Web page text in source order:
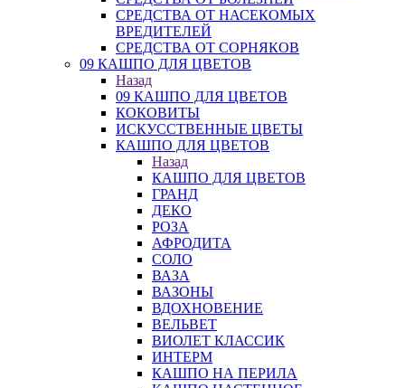
СРЕДСТВА ОТ НАСЕКОМЫХ
ВРЕДИТЕЛЕЙ
СРЕДСТВА ОТ СОРНЯКОВ
09 КАШПО ДЛЯ ЦВЕТОВ
Назад
09 КАШПО ДЛЯ ЦВЕТОВ
КОКОВИТЫ
ИСКУССТВЕННЫЕ ЦВЕТЫ
КАШПО ДЛЯ ЦВЕТОВ
Назад
КАШПО ДЛЯ ЦВЕТОВ
ГРАНД
ДЕКО
РОЗА
АФРОДИТА
СОЛО
ВАЗА
ВАЗОНЫ
ВДОХНОВЕНИЕ
ВЕЛЬВЕТ
ВИОЛЕТ КЛАССИК
ИНТЕРМ
КАШПО НА ПЕРИЛА